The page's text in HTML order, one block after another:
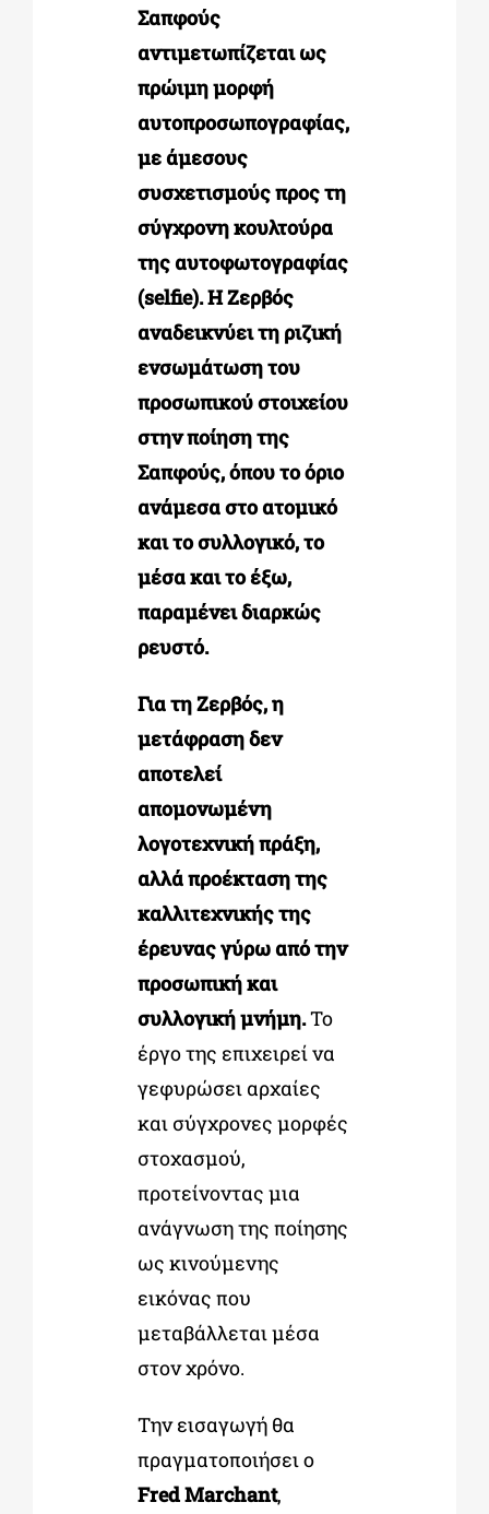
Σαπφούς
αντιμετωπίζεται ως
πρώιμη μορφή
αυτοπροσωπογραφίας,
με άμεσους
συσχετισμούς προς τη
σύγχρονη κουλτούρα
της αυτοφωτογραφίας
(selfie). Η Ζερβός
αναδεικνύει τη ριζική
ενσωμάτωση του
προσωπικού στοιχείου
στην ποίηση της
Σαπφούς, όπου το όριο
ανάμεσα στο ατομικό
και το συλλογικό, το
μέσα και το έξω,
παραμένει διαρκώς
ρευστό.
Για τη Ζερβός, η
μετάφραση δεν
αποτελεί
απομονωμένη
λογοτεχνική πράξη,
αλλά προέκταση της
καλλιτεχνικής της
έρευνας γύρω από την
προσωπική και
συλλογική μνήμη.Το
έργο της επιχειρεί να
γεφυρώσει αρχαίες
και σύγχρονες μορφές
στοχασμού,
προτείνοντας μια
ανάγνωση της ποίησης
ως κινούμενης
εικόνας που
μεταβάλλεται μέσα
στον χρόνο.
Την εισαγωγή θα
πραγματοποιήσει ο
Fred Marchant,